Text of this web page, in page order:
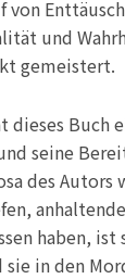
von
und
gemeistert.
dieses Buch
seine
des
haben,
in den